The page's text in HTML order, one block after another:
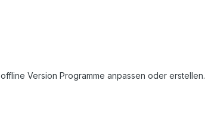
Version Programme anpassen oder erstellen.